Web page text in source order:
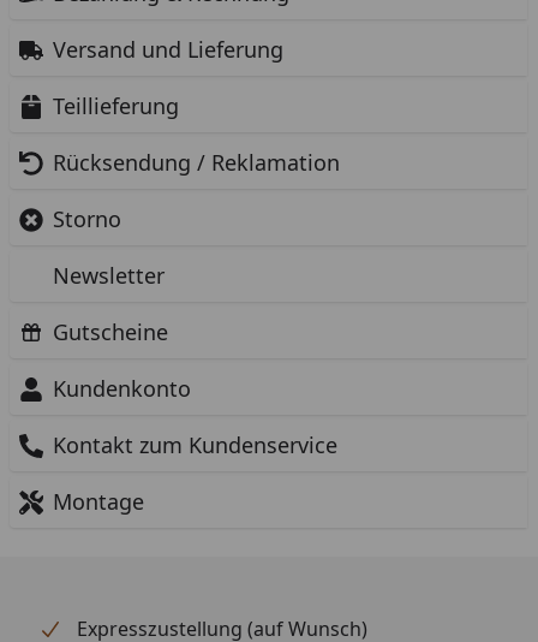
Versand und Lieferung
Teillieferung
Rücksendung / Reklamation
Storno
Newsletter
Gutscheine
Kundenkonto
Kontakt zum Kundenservice
Montage
Expresszustellung (auf Wunsch)